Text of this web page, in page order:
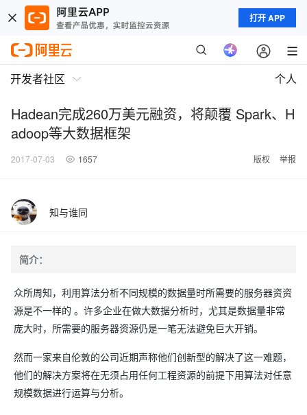
打开 APP
开发者社区 个人
Hadean完成260万美元融资，将颠覆 Spark、H
adoop等大数据框架
2017-07-03 1657 版权 举报
知与谁同
简介：
众所周知，利用算法分析不同规模的数据量时所需要的服务器资资
源是不一样的 。许多企业在做大数据分析时，尤其是数据量非常
庞大时，所需要的服务器资源仍是一笔无法避免巨大开销。
然而一家来自伦敦的公司近期声称他们创新型的解决了这一难题，
他们的解决方案将在无须占用任何工程资源的前提下用算法对任意
规模数据进行运算与分析。